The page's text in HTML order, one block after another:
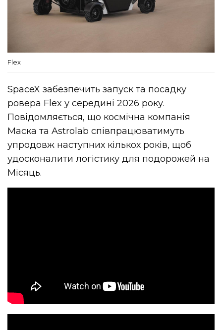
Flex
SpaceX забезпечить запуск та посадку
ровера Flex у середині 2026 року.
Повідомляється, що космічна компанія
Маска та Astrolab співпрацюватимуть
упродовж наступних кількох років, щоб
удосконалити логістику для подорожей на
Місяць.